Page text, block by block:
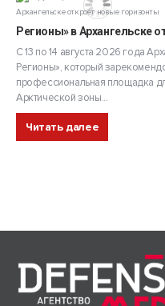
Регионы» в Архангельске
С 13 по 14 августа 2026 года
Регионы», который
профессиональная площадка
Арктической зоны...
Читать далее